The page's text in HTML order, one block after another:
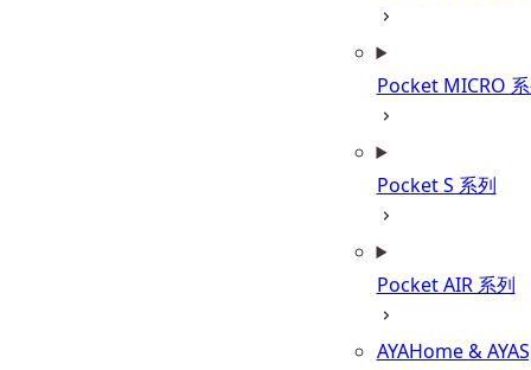
Pocket MICRO
Pocket S 系列
Pocket AIR 系列
AYAHome &